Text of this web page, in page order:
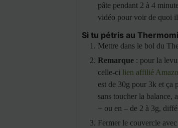
pâte pendant 2 à 4
vidéo pour voir de quoi il
Si tu pétris au
Mettre dans le bol du
Remarque : pour la
celle-ci lien affilié
est de 30g pour 3k et ça
sans toucher la balance,
+ ou en – de 2 à 3g,
Fermer le couvercle